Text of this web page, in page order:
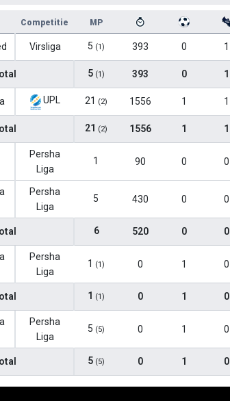
Competitie MP
Virsliga 5 (1) 393 0 1
5 (1) 393 0 1
UPL 21 (2) 1556 1 1
21 (2) 1556 1 1
Persha
Liga
1 90 0 0
Persha
Liga
5 430 0 0
6 520 0 0
Persha
Liga
1 (1) 0 1 0
1 (1) 0 1 0
Persha
Liga
5 (5) 0 1 0
5 (5) 0 1 0